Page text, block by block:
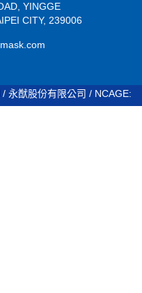
YINGGE
CITY, 239006
永猷股份有限公司 / NCAGE: